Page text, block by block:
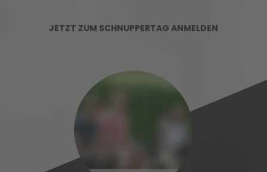
JETZT ZUM SCHNUPPERTAG ANMELDEN